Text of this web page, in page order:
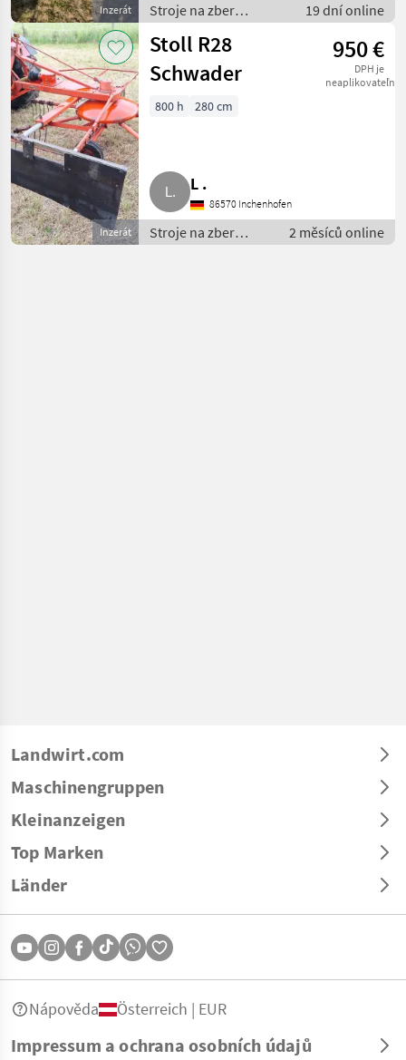
Inzerát
Stroje na zber
objemových krmív /
Rotačné zhrňovače
19 dní online
Inzerát
Stoll R28
Schwader
950 €
DPH je
neaplikovateľné
800 h 280 cm
L .
86570 Inchenhofen
Stroje na zber
objemových krmív /
2 měsíců online
Landwirt.com
Maschinengruppen
Kleinanzeigen
Top Marken
Länder
Impressum a ochrana osobních údajů
Nápověda Österreich | EUR